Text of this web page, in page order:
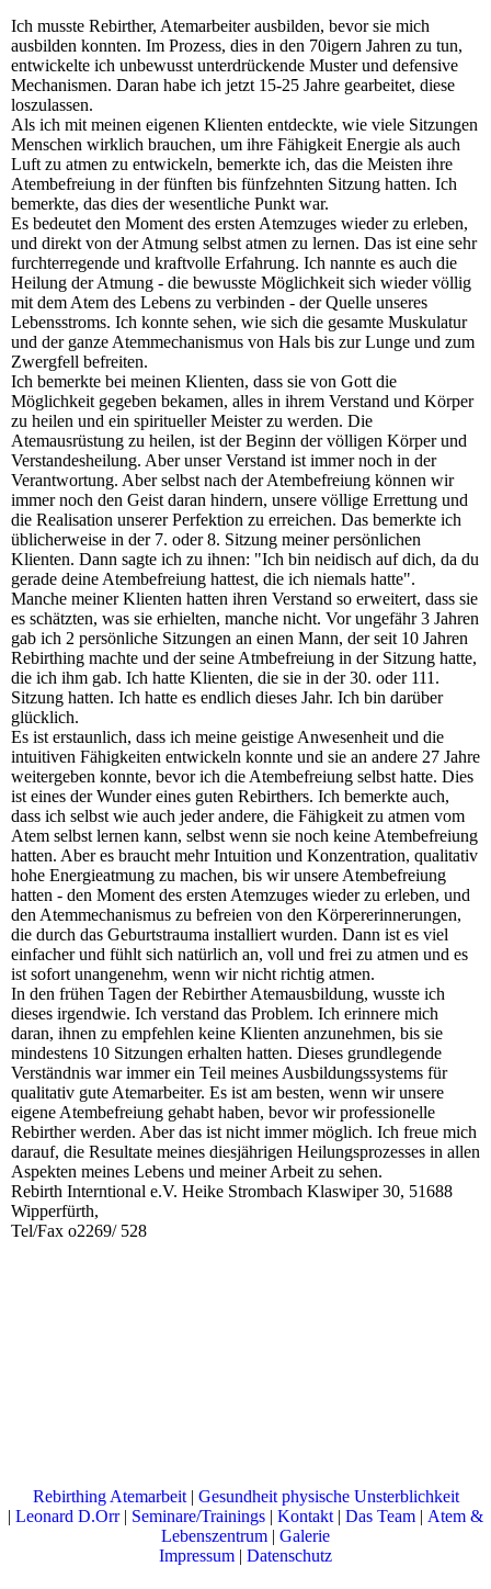
Ich musste Rebirther, Atemarbeiter ausbilden, bevor sie mich
ausbilden konnten. Im Prozess, dies in den 70igern Jahren zu tun,
entwickelte ich unbewusst unterdrückende Muster und defensive
Mechanismen. Daran habe ich jetzt 15-25 Jahre gearbeitet, diese
loszulassen.
Als ich mit meinen eigenen Klienten entdeckte, wie viele Sitzungen
Menschen wirklich brauchen, um ihre Fähigkeit Energie als auch
Luft zu atmen zu entwickeln, bemerkte ich, das die Meisten ihre
Atembefreiung in der fünften bis fünfzehnten Sitzung hatten. Ich
bemerkte, das dies der wesentliche Punkt war.
Es bedeutet den Moment des ersten Atemzuges wieder zu erleben,
und direkt von der Atmung selbst atmen zu lernen. Das ist eine sehr
furchterregende und kraftvolle Erfahrung. Ich nannte es auch die
Heilung der Atmung - die bewusste Möglichkeit sich wieder völlig
mit dem Atem des Lebens zu verbinden - der Quelle unseres
Lebensstroms. Ich konnte sehen, wie sich die gesamte Muskulatur
und der ganze Atemmechanismus von Hals bis zur Lunge und zum
Zwergfell befreiten.
Ich bemerkte bei meinen Klienten, dass sie von Gott die
Möglichkeit gegeben bekamen, alles in ihrem Verstand und Körper
zu heilen und ein spiritueller Meister zu werden. Die
Atemausrüstung zu heilen, ist der Beginn der völligen Körper und
Verstandesheilung. Aber unser Verstand ist immer noch in der
Verantwortung. Aber selbst nach der Atembefreiung können wir
immer noch den Geist daran hindern, unsere völlige Errettung und
die Realisation unserer Perfektion zu erreichen. Das bemerkte ich
üblicherweise in der 7. oder 8. Sitzung meiner persönlichen
Klienten. Dann sagte ich zu ihnen: "Ich bin neidisch auf dich, da du
gerade deine Atembefreiung hattest, die ich niemals hatte".
Manche meiner Klienten hatten ihren Verstand so erweitert, dass sie
es schätzten, was sie erhielten, manche nicht. Vor ungefähr 3 Jahren
gab ich 2 persönliche Sitzungen an einen Mann, der seit 10 Jahren
Rebirthing machte und der seine Atmbefreiung in der Sitzung hatte,
die ich ihm gab. Ich hatte Klienten, die sie in der 30. oder 111.
Sitzung hatten. Ich hatte es endlich dieses Jahr. Ich bin darüber
glücklich.
Es ist erstaunlich, dass ich meine geistige Anwesenheit und die
intuitiven Fähigkeiten entwickeln konnte und sie an andere 27 Jahre
weitergeben konnte, bevor ich die Atembefreiung selbst hatte. Dies
ist eines der Wunder eines guten Rebirthers. Ich bemerkte auch,
dass ich selbst wie auch jeder andere, die Fähigkeit zu atmen vom
Atem selbst lernen kann, selbst wenn sie noch keine Atembefreiung
hatten. Aber es braucht mehr Intuition und Konzentration, qualitativ
hohe Energieatmung zu machen, bis wir unsere Atembefreiung
hatten - den Moment des ersten Atemzuges wieder zu erleben, und
den Atemmechanismus zu befreien von den Körpererinnerungen,
die durch das Geburtstrauma installiert wurden. Dann ist es viel
einfacher und fühlt sich natürlich an, voll und frei zu atmen und es
ist sofort unangenehm, wenn wir nicht richtig atmen.
In den frühen Tagen der Rebirther Atemausbildung, wusste ich
dieses irgendwie. Ich verstand das Problem. Ich erinnere mich
daran, ihnen zu empfehlen keine Klienten anzunehmen, bis sie
mindestens 10 Sitzungen erhalten hatten. Dieses grundlegende
Verständnis war immer ein Teil meines Ausbildungssystems für
qualitativ gute Atemarbeiter. Es ist am besten, wenn wir unsere
eigene Atembefreiung gehabt haben, bevor wir professionelle
Rebirther werden. Aber das ist nicht immer möglich. Ich freue mich
darauf, die Resultate meines diesjährigen Heilungsprozesses in allen
Aspekten meines Lebens und meiner Arbeit zu sehen.
Rebirth Interntional e.V. Heike Strombach Klaswiper 30, 51688
Wipperfürth,
Tel/Fax o2269/ 528
Rebirthing Atemarbeit| Gesundheit physische Unsterblichkeit
| Leonard D.Orr| Seminare/Trainings | Kontakt | Das Team | Atem &
Lebenszentrum | Galerie
Impressum | Datenschutz